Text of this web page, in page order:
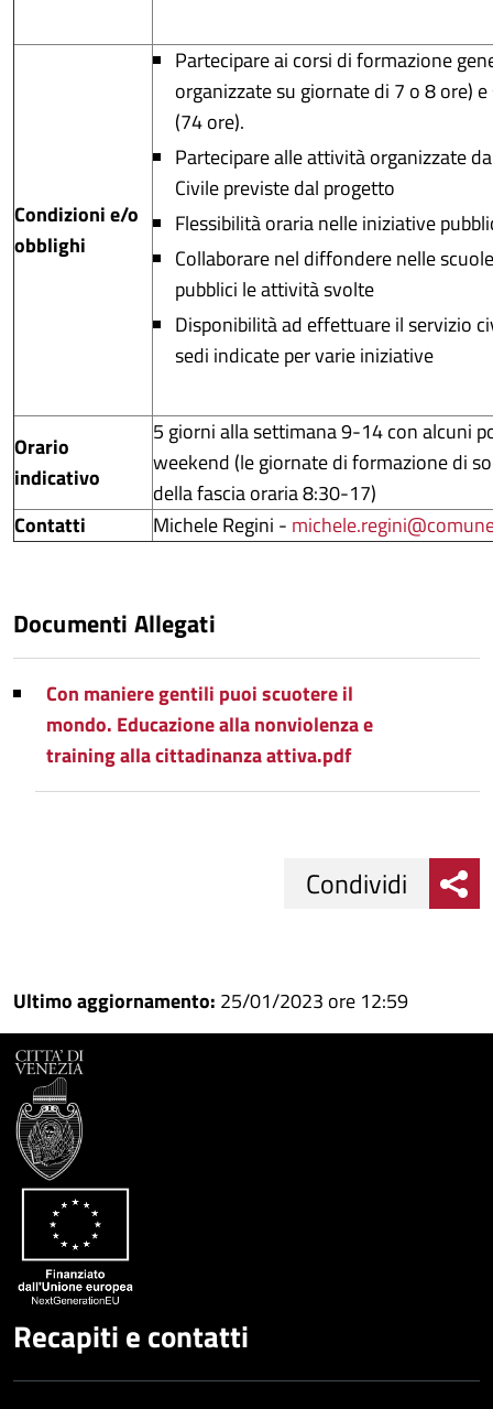
Condizioni e/o
obblighi
Partecipare ai corsi di formazione
organizzate su giornate di 7 o 8 ore)
(74 ore).
Partecipare alle attività organizzate
Civile previste dal progetto
Flessibilità oraria nelle iniziative
Collaborare nel diffondere nelle
pubblici le attività svolte
Disponibilità ad effettuare il servizio
sedi indicate per varie iniziative
Orario
indicativo
5 giorni alla settimana 9-14 con alcuni
weekend (le giornate di formazione di
della fascia oraria 8:30-17)
Contatti
Michele Regini -
Documenti Allegati
Con maniere gentili puoi scuotere il
mondo. Educazione alla nonviolenza e
training alla cittadinanza attiva.pdf
su
Facebook
Condividi
su
Condividi
Condividi
Ultimo aggiornamento: 25/01/2023 ore 12:59
Recapiti e contatti